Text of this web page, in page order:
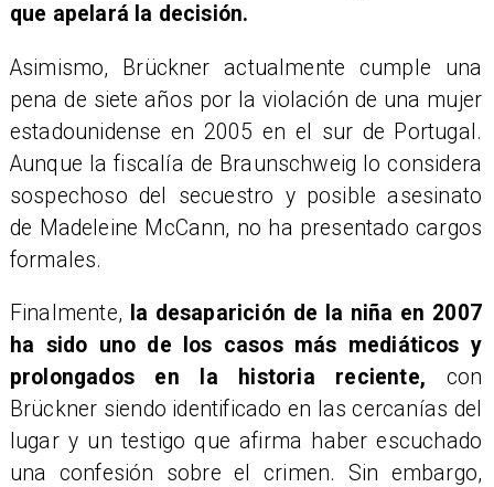
que apelará la decisión.
Asimismo, Brückner actualmente cumple una
pena de siete años por la violación de una mujer
estadounidense en 2005 en el sur de Portugal.
Aunque la fiscalía de Braunschweig lo considera
sospechoso del secuestro y posible asesinato
de Madeleine McCann, no ha presentado cargos
formales.
Finalmente,
la desaparición de la niña en 2007
ha sido uno de los casos más mediáticos y
prolongados en la historia reciente, con
Brückner siendo identificado en las cercanías del
lugar y un testigo que afirma haber escuchado
una confesión sobre el crimen. Sin embargo,